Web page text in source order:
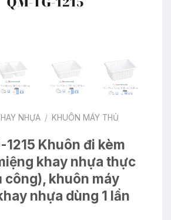
NHỰA / KHUÔN MÁY THỦ
1215 Khuôn đi kèm
khay nhựa thực
công), khuôn máy
nhựa dùng 1 lần